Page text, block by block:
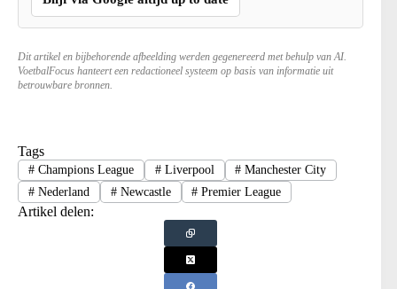
Dit artikel en bijbehorende afbeelding werden gegenereerd met behulp van AI.
VoetbalFocus hanteert een redactioneel systeem op basis van informatie uit
betrouwbare bronnen.
Tags
#Champions League #Liverpool # Manchester City
#Nederland #Newcastle # Premier League
Artikel delen: